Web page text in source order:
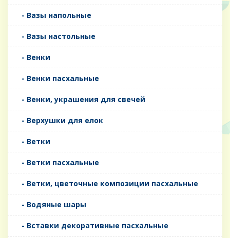
- Вазы напольные
- Вазы настольные
- Венки
- Венки пасхальные
- Венки, украшения для свечей
- Верхушки для елок
- Ветки
- Ветки пасхальные
- Ветки, цветочные композиции пасхальные
- Водяные шары
- Вставки декоративные пасхальные